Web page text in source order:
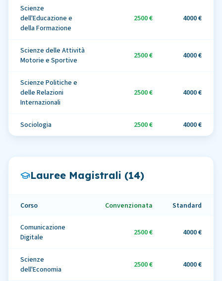
Scienze
dell'Educazione e
della Formazione
2500 € 4000 €
Scienze delle Attività
Motorie e Sportive
2500 € 4000 €
Scienze Politiche e
delle Relazioni
Internazionali
2500 € 4000 €
Sociologia 2500 € 4000 €
Lauree Magistrali (14)
Corso Convenzionata Standard
Comunicazione
Digitale
2500 € 4000 €
Scienze
dell'Economia
2500 € 4000 €